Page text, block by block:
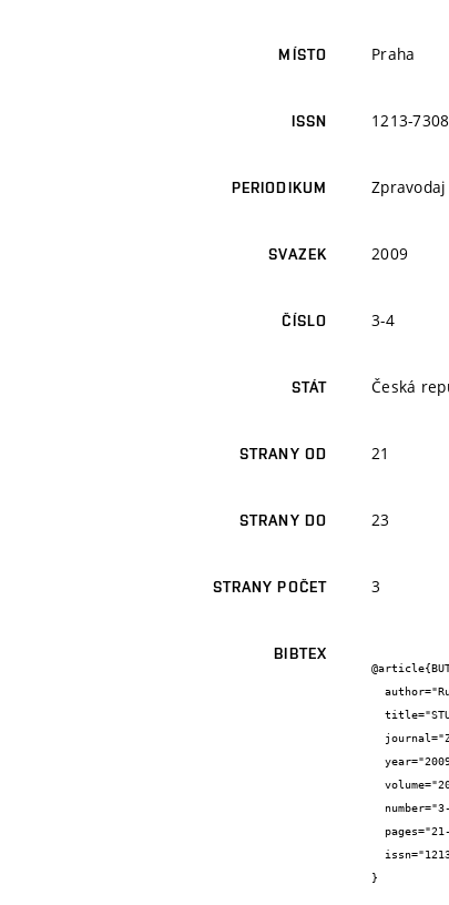
MÍSTO Praha
ISSN 1213-7308
PERIODIKUM Zpravodaj
SVAZEK 2009
ČÍSLO 3-4
STÁT Česká
STRANY OD 21
STRANY DO 23
STRANY POČET 3
BIBTEX
}